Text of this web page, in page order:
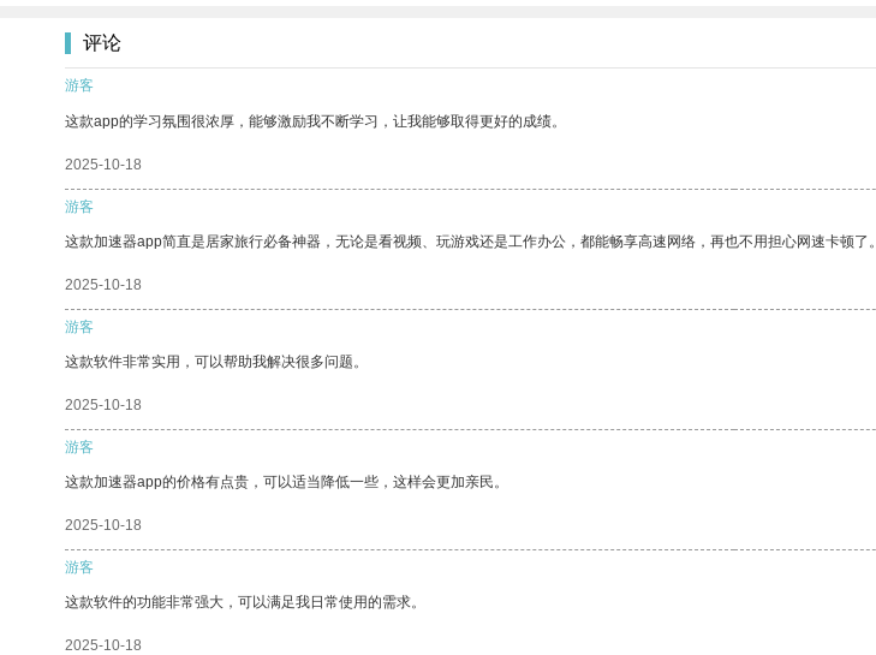
评论
游客
这款app的学习氛围很浓厚，能够激励我不断学习，让我能够取得更好的成绩。
2025-10-18
游客
这款加速器app简直是居家旅行必备神器，无论是看视频、玩游戏还是工作办公，都能畅享高速网络，再也不用担心网速卡顿了。
2025-10-18
游客
这款软件非常实用，可以帮助我解决很多问题。
2025-10-18
游客
这款加速器app的价格有点贵，可以适当降低一些，这样会更加亲民。
2025-10-18
游客
这款软件的功能非常强大，可以满足我日常使用的需求。
2025-10-18